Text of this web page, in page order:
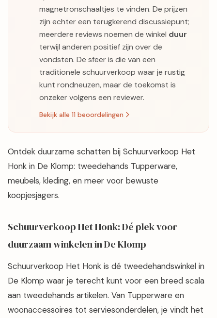
magnetronschaaltjes te vinden. De prijzen
zijn echter een terugkerend discussiepunt;
meerdere reviews noemen de winkel duur
terwijl anderen positief zijn over de
vondsten. De sfeer is die van een
traditionele schuurverkoop waar je rustig
kunt rondneuzen, maar de toekomst is
onzeker volgens een reviewer.
Bekijk alle 11 beoordelingen
Ontdek duurzame schatten bij Schuurverkoop Het
Honk in De Klomp: tweedehands Tupperware,
meubels, kleding, en meer voor bewuste
koopjesjagers.
Schuurverkoop Het Honk: Dé plek voor
duurzaam winkelen in De Klomp
Schuurverkoop Het Honk is dé tweedehandswinkel in
De Klomp waar je terecht kunt voor een breed scala
aan tweedehands artikelen. Van Tupperware en
woonaccessoires tot serviesonderdelen, je vindt het